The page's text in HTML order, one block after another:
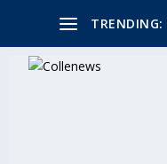
TRENDING: